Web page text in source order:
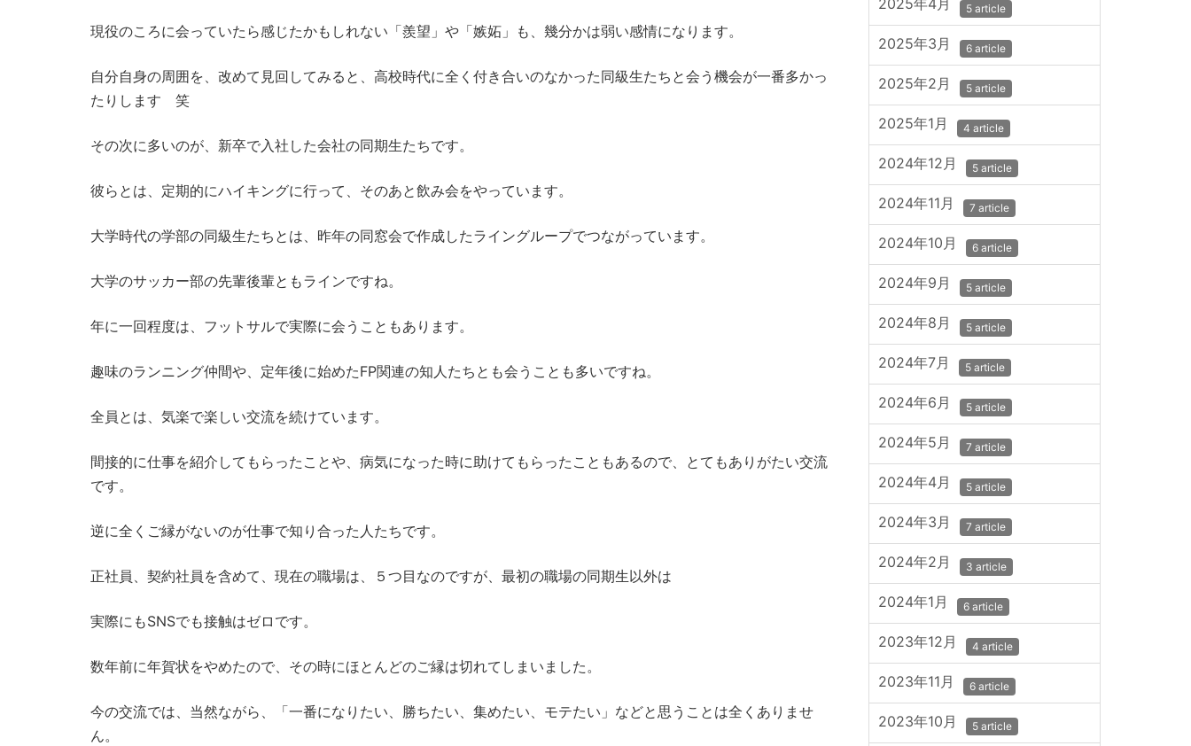
現役のころに会っていたら感じたかもしれない「羨望」や「嫉妬」も、幾分かは弱い感情になります。
自分自身の周囲を、改めて見回してみると、高校時代に全く付き合いのなかった同級生たちと会う機会が一番多かっ
たりします 笑
その次に多いのが、新卒で入社した会社の同期生たちです。
彼らとは、定期的にハイキングに行って、そのあと飲み会をやっています。
大学時代の学部の同級生たちとは、昨年の同窓会で作成したライングループでつながっています。
大学のサッカー部の先輩後輩ともラインですね。
年に一回程度は、フットサルで実際に会うこともあります。
趣味のランニング仲間や、定年後に始めたFP関連の知人たちとも会うことも多いですね。
全員とは、気楽で楽しい交流を続けています。
間接的に仕事を紹介してもらったことや、病気になった時に助けてもらったこともあるので、とてもありがたい交流
です。
逆に全くご縁がないのが仕事で知り合った人たちです。
正社員、契約社員を含めて、現在の職場は、５つ目なのですが、最初の職場の同期生以外は
実際にもSNSでも接触はゼロです。
数年前に年賀状をやめたので、その時にほとんどのご縁は切れてしまいました。
今の交流では、当然ながら、「一番になりたい、勝ちたい、集めたい、モテたい」などと思うことは全くありませ
ん。
2025年4月 5 article
2025年3月 6 article
2025年2月 5 article
2025年1月 4 article
2024年12月 5 article
2024年11月 7 article
2024年10月 6 article
2024年9月 5 article
2024年8月 5 article
2024年7月 5 article
2024年6月 5 article
2024年5月 7 article
2024年4月 5 article
2024年3月 7 article
2024年2月 3 article
2024年1月 6 article
2023年12月 4 article
2023年11月 6 article
2023年10月 5 article